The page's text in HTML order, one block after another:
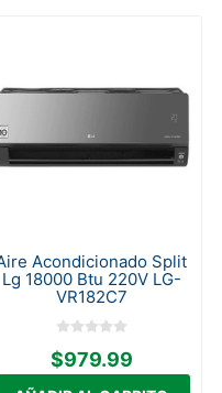
Acondicionado Split
Lg 18000 Btu 220V LG-
VR182C7
$979.99